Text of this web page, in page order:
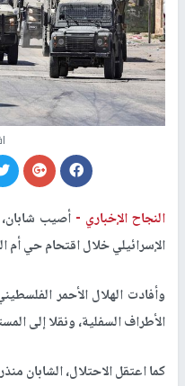
النجاح الإخباري -أصيب
الإسرائيلي خلال اقتحام حي أم
وأفادت الهلال الأحمر
الأطراف السفلية، ونقلا إلى